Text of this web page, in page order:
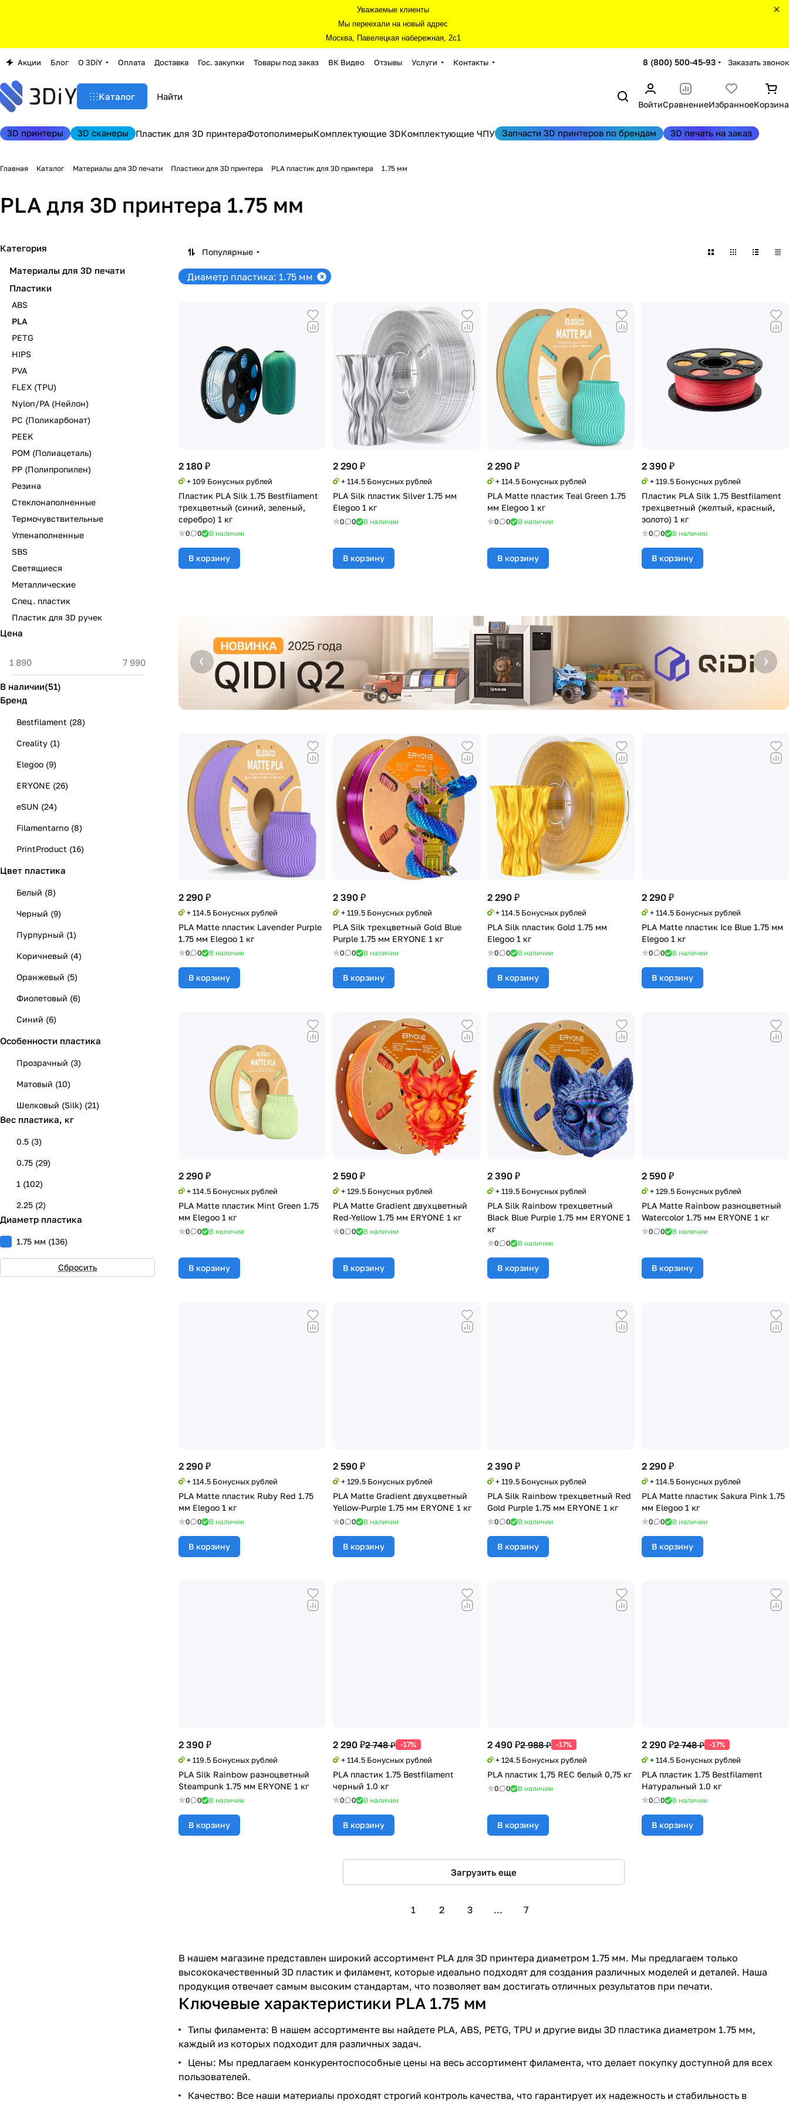
Уважаемые клиенты
Мы переехали на новый адрес
Москва, Павелецкая набережная, 2с1
Акции Блог О 3DiY Оплата Доставка Гос. закупки Товары под заказ ВК Видео Отзывы Услуги Контакты 8 (800) 500-45-93 Заказать звонок
Каталог
ВойтиСравнениеИзбранноеКорзина
3D принтеры 3D сканеры Пластик для 3D принтераФотополимерыКомплектующие 3DКомплектующие ЧПУ Запчасти 3D принтеров по брендам 3D печать на заказ
Главная Каталог Материалы для 3D печати Пластики для 3D принтера PLA пластик для 3D принтера 1.75 мм
PLA для 3D принтера 1.75 мм
Популярные
Диаметр пластика: 1.75 мм
2 180 ₽
+ 109 Бонусных рублей
Пластик PLA Silk 1.75 Bestfilament
трехцветный (синий, зеленый,
серебро) 1 кг
0 0 В наличии
В корзину
2 290 ₽
+ 114.5 Бонусных рублей
PLA Silk пластик Silver 1.75 мм
Elegoo 1 кг
0 0 В наличии
В корзину
2 290 ₽
+ 114.5 Бонусных рублей
PLA Matte пластик Teal Green 1.75
мм Elegoo 1 кг
0 0 В наличии
В корзину
2 390 ₽
+ 119.5 Бонусных рублей
Пластик PLA Silk 1.75 Bestfilament
трехцветный (желтый, красный,
золото) 1 кг
0 0 В наличии
В корзину
2 290 ₽
+ 114.5 Бонусных рублей
PLA Matte пластик Lavender Purple
1.75 мм Elegoo 1 кг
0 0 В наличии
В корзину
2 390 ₽
+ 119.5 Бонусных рублей
PLA Silk трехцветный Gold Blue
Purple 1.75 мм ERYONE 1 кг
0 0 В наличии
В корзину
2 290 ₽
+ 114.5 Бонусных рублей
PLA Silk пластик Gold 1.75 мм
Elegoo 1 кг
0 0 В наличии
В корзину
2 290 ₽
+ 114.5 Бонусных рублей
PLA Matte пластик Ice Blue 1.75 мм
Elegoo 1 кг
0 0 В наличии
В корзину
2 290 ₽
+ 114.5 Бонусных рублей
PLA Matte пластик Mint Green 1.75
мм Elegoo 1 кг
0 0 В наличии
В корзину
2 590 ₽
+ 129.5 Бонусных рублей
PLA Matte Gradient двухцветный
Red-Yellow 1.75 мм ERYONE 1 кг
0 0 В наличии
В корзину
2 390 ₽
+ 119.5 Бонусных рублей
PLA Silk Rainbow трехцветный
Black Blue Purple 1.75 мм ERYONE 1
кг
0 0 В наличии
В корзину
2 590 ₽
+ 129.5 Бонусных рублей
PLA Matte Rainbow разноцветный
Watercolor 1.75 мм ERYONE 1 кг
0 0 В наличии
В корзину
2 290 ₽
+ 114.5 Бонусных рублей
PLA Matte пластик Ruby Red 1.75
мм Elegoo 1 кг
0 0 В наличии
В корзину
2 590 ₽
+ 129.5 Бонусных рублей
PLA Matte Gradient двухцветный
Yellow-Purple 1.75 мм ERYONE 1 кг
0 0 В наличии
В корзину
2 390 ₽
+ 119.5 Бонусных рублей
PLA Silk Rainbow трехцветный Red
Gold Purple 1.75 мм ERYONE 1 кг
0 0 В наличии
В корзину
2 290 ₽
+ 114.5 Бонусных рублей
PLA Matte пластик Sakura Pink 1.75
мм Elegoo 1 кг
0 0 В наличии
В корзину
2 390 ₽
+ 119.5 Бонусных рублей
PLA Silk Rainbow разноцветный
Steampunk 1.75 мм ERYONE 1 кг
0 0 В наличии
В корзину
2 290 ₽2 748 ₽ -17%
+ 114.5 Бонусных рублей
PLA пластик 1.75 Bestfilament
черный 1.0 кг
0 0 В наличии
В корзину
2 490 ₽2 988 ₽ -17%
+ 124.5 Бонусных рублей
PLA пластик 1,75 REC белый 0,75 кг
0 0 В наличии
В корзину
2 290 ₽2 748 ₽ -17%
+ 114.5 Бонусных рублей
PLA пластик 1.75 Bestfilament
Натуральный 1.0 кг
0 0 В наличии
В корзину
Загрузить еще
1 2 3 ... 7
В нашем магазине представлен широкий ассортимент PLA для 3D принтера диаметром 1.75 мм. Мы предлагаем только
высококачественный 3D пластик и филамент, которые идеально подходят для создания различных моделей и деталей. Наша
продукция отвечает самым высоким стандартам, что позволяет вам достигать отличных результатов при печати.
Ключевые характеристики PLA 1.75 мм
Типы филамента: В нашем ассортименте вы найдете PLA, ABS, PETG, TPU и другие виды 3D пластика диаметром 1.75 мм,
каждый из которых подходит для различных задач.
Цены: Мы предлагаем конкурентоспособные цены на весь ассортимент филамента, что делает покупку доступной для всех
пользователей.
Качество: Все наши материалы проходят строгий контроль качества, что гарантирует их надежность и стабильность в
Категория
Материалы для 3D печати
Пластики
ABS
PLA
PETG
HIPS
PVA
FLEX (TPU)
Nylon/PA (Нейлон)
PC (Поликарбонат)
PEEK
POM (Полиацеталь)
PP (Полипропилен)
Резина
Стеклонаполненные
Термочувствительные
Угленаполненные
SBS
Светящиеся
Металлические
Спец. пластик
Пластик для 3D ручек
Цена
В наличии(51)
Бренд
Bestfilament (28)
Creality (1)
Elegoo (9)
ERYONE (26)
eSUN (24)
Filamentarno (8)
PrintProduct (16)
REC(22)
Sunlu( 2)
Цвет пластика
Белый (8)
Черный (9)
Пурпурный (1)
Коричневый (4)
Оранжевый (5)
Фиолетовый (6)
Синий (6)
Серый(7)
Желтый(5)
Красный (6)
Зеленый(5 )
Серебристый
Салатовый
Розовый
Натуральный
Голубой
Изумрудный(2)
Особенности пластика
Прозрачный (3)
Матовый (10)
Шелковый (Silk) (21)
Вес пластика, кг
0.5 (3)
0.75 (29)
1 (102)
2.25 (2)
Диаметр пластика
1.75 мм (136)
Сбросить